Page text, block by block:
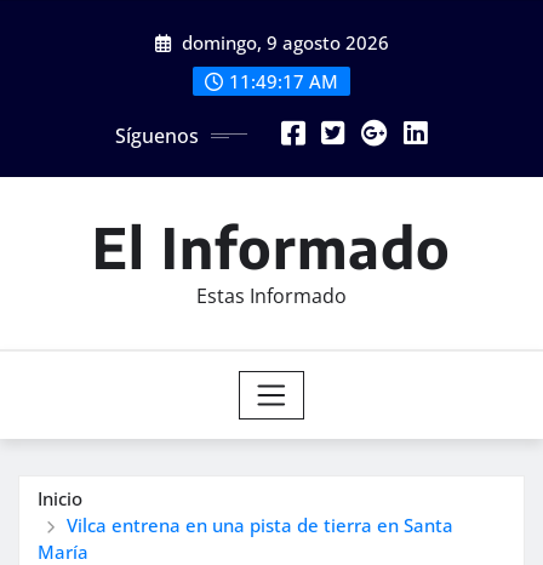
domingo, 9 agosto 2026
11:49:19 AM
Síguenos
El Informado
Estas Informado
Inicio
Vilca entrena en una pista de tierra en Santa
María